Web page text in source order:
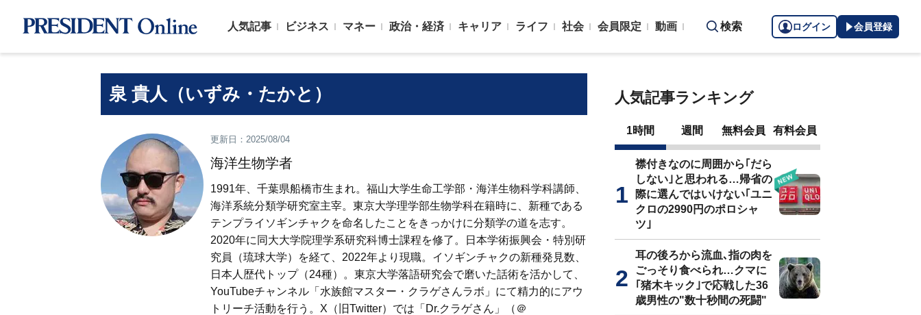
人気記事 ビジネス マネー 政治・経済 キャリア ライフ 社会 会員限定 動画 検索 ログイン 会員登録
泉 貴人（いずみ・たかと）
更新日：2025/08/04
海洋生物学者
1991年、千葉県船橋市生まれ。福山大学生命工学部・海洋生物科学科講師、
海洋系統分類学研究室主宰。東京大学理学部生物学科在籍時に、新種である
テンプライソギンチャクを命名したことをきっかけに分類学の道を志す。
2020年に同大大学院理学系研究科博士課程を修了。日本学術振興会・特別研
究員（琉球大学）を経て、2022年より現職。イソギンチャクの新種発見数、
日本人歴代トップ（24種）。東京大学落語研究会で磨いた話術を活かして、
YouTubeチャンネル「水族館マスター・クラゲさんラボ」にて精力的にアウ
トリーチ活動を行う。X（旧Twitter）では「Dr.クラゲさん」（＠
人気記事ランキング
1時間 週間 無料会員 有料会員
襟付きなのに周囲から｢だら
しない｣と思われる…帰省の
際に選んではいけない｢ユニ
クロの2990円のポロシャ
ツ｣
耳の後ろから流血､指の肉を
ごっそり食べられ…クマに
｢猪木キック｣で応戦した36
歳男性の"数十秒間の死闘"